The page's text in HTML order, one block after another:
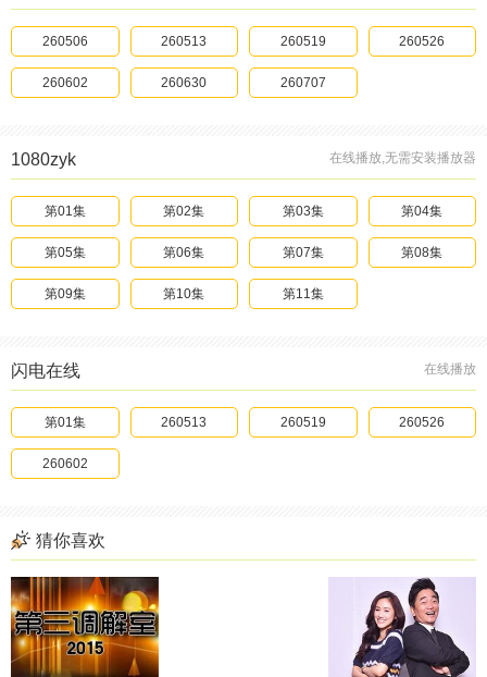
260506 260513 260519 260526
260602 260630 260707
在线播放,无需安装播放器
1080zyk
第01集 第02集 第03集 第04集
第05集 第06集 第07集 第08集
第09集 第10集 第11集
在线播放
闪电在线
第01集 260513 260519 260526
260602
猜你喜欢